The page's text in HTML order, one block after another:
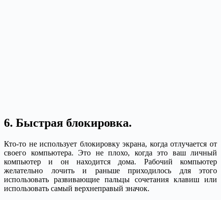
6. Быстрая блокировка.
Кто-то не использует блокировку экрана, когда отлучается от
своего компьютера. Это не плохо, когда это ваш личный
компьютер и он находится дома. Рабочий компьютер
желательно лочить и раньше приходилось для этого
использовать развивающие пальцы сочетания клавиш или
использовать самый верхнеправый значок.